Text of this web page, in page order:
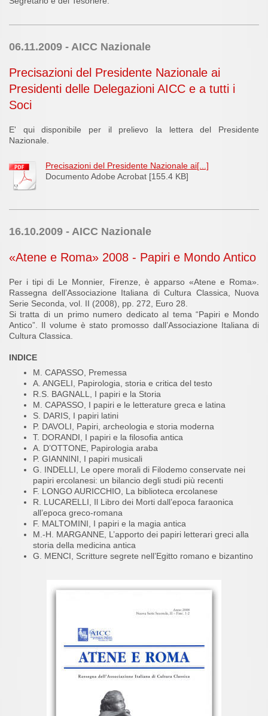
06.11.2009 - AICC Nazionale
Precisazioni del Presidente Nazionale ai
Presidenti delle Delegazioni AICC e a tutti i
Soci
E' qui disponibile per il prelievo la lettera del Presidente
Nazionale.
Precisazioni del Presidente Nazionale ai[...]
Documento Adobe Acrobat [155.4 KB]
16.10.2009 - AICC Nazionale
«Atene e Roma» 2008 - Papiri e Mondo Antico
Per i tipi di Le Monnier, Firenze, è apparso «Atene e Roma».
Rassegna dell’Associazione Italiana di Cultura Classica, Nuova
Serie Seconda, vol. II (2008), pp. 272, Euro 28.
Si tratta di un primo numero dedicato al tema “Papiri e Mondo
Antico”. Il volume è stato promosso dall’Associazione Italiana di
Cultura Classica.
INDICE
M. CAPASSO, Premessa
A. ANGELI, Papirologia, storia e critica del testo
R.S. BAGNALL, I papiri e la Storia
M. CAPASSO, I papiri e le letterature greca e latina
S. DARIS, I papiri latini
P. DAVOLI, Papiri, archeologia e storia moderna
T. DORANDI, I papiri e la filosofia antica
A. D’OTTONE, Papirologia araba
P. GIANNINI, I papiri musicali
G. INDELLI, Le opere morali di Filodemo conservate nei
papiri ercolanesi: un bilancio degli studi più recenti
F. LONGO AURICCHIO, La biblioteca ercolanese
R. LUCARELLI, Il Libro dei Morti dall’epoca faraonica
all’epoca greco-romana
F. MALTOMINI, I papiri e la magia antica
M.-H. MARGANNE, L’apporto dei papiri letterari greci alla
storia della medicina antica
G. MENCI, Scritture segrete nell’Egitto romano e bizantino